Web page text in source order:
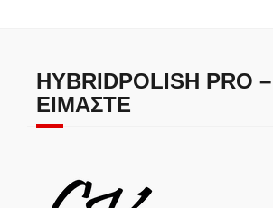
HYBRIDPOLISH PRO
ΕΊΜΑΣΤΕ